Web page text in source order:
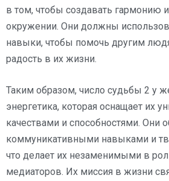
в том, чтобы создавать гармонию
окружении. Они должны
навыки, чтобы помочь другим
радость в их жизни.
Таким образом, число судьбы 2 у
энергетика, которая оснащает их
качествами и способностями. Они
коммуникативными навыками и
что делает их незаменимыми в
медиаторов. Их миссия в жизни